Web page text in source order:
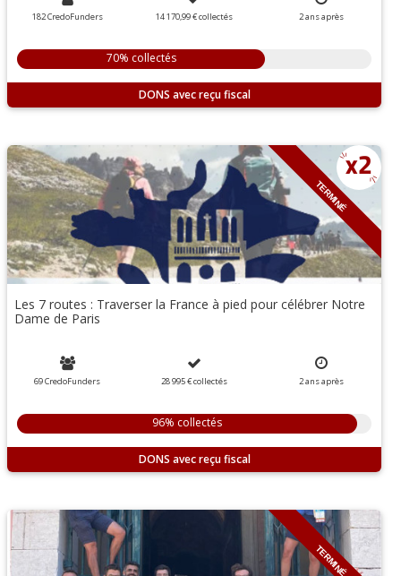
182 CredoFunders 14 170,99 €collectés 2ansaprès
70% collectés
DONS
TERMINÉ
Les 7 routes : Traverser la France à pied pour célébrer Notre
Dame de Paris
69 CredoFunders 28 995 €collectés 2ansaprès
96% collectés
DONS
TERMINÉ